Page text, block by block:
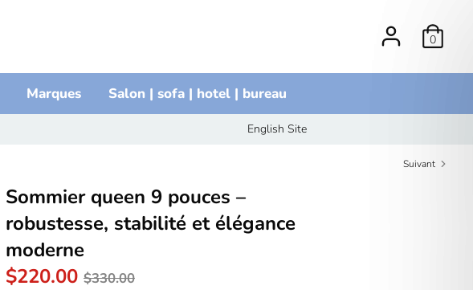
0
Marques Salon | sofa | hotel | bureau
English Site
Suivant
Sommier queen 9 pouces –
robustesse, stabilité et élégance
moderne
$220.00 Prix
$330.00